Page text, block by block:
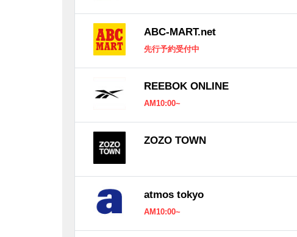
ABC-MART.net
先行予約受付中
REEBOK ONLINE
AM10:00~
ZOZO TOWN
atmos tokyo
AM10:00~